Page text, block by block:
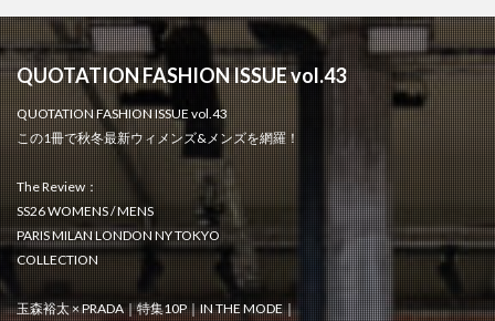
QUOTATION FASHION ISSUE vol.43
QUOTATION FASHION ISSUE vol.43
この1冊で秋冬最新ウィメンズ&メンズを網羅！
The Review：
SS26 WOMENS / MENS
PARIS MILAN LONDON NY TOKYO
COLLECTION
玉森裕太 × PRADA｜特集10P｜IN THE MODE｜